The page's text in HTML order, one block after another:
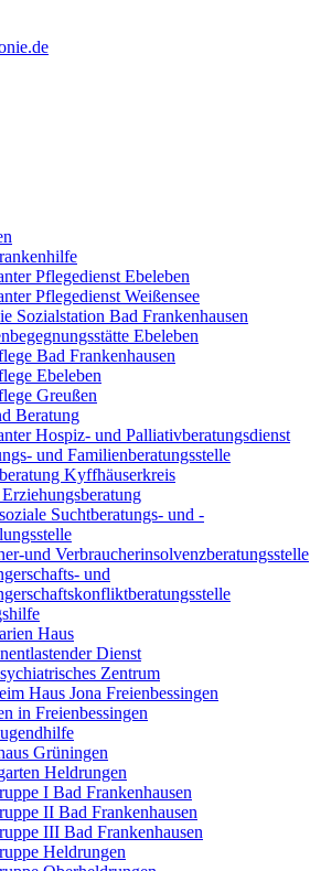
Pflegedienst Ebeleben
Pflegedienst Weißensee
Sozialstation Bad Frankenhausen
Ebeleben
Bad Frankenhausen
Ebeleben
Greußen
Beratung
Hospiz- und Palliativberatungsdienst
und Familienberatungsstelle
Kyffhäuserkreis
Suchtberatungs- und -
und Verbraucherinsolvenzberatungsstelle
und
Haus
Dienst
Zentrum
Haus Jona Freienbessingen
in Freienbessingen
Grüningen
Heldrungen
I Bad Frankenhausen
II Bad Frankenhausen
III Bad Frankenhausen
Heldrungen